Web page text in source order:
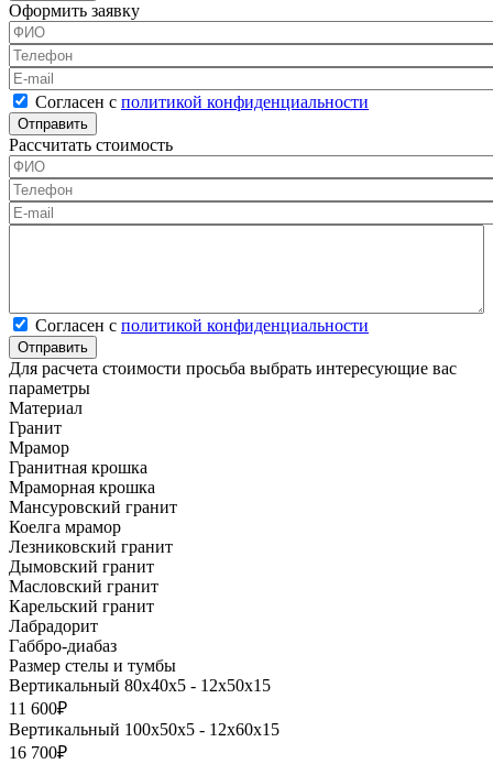
Оформить заявку
ФИО
Телефон
E-mail
Согласен с политикой конфиденциальности*
Согласен с политикой конфиденциальности
Рассчитать стоимость
ФИО
Телефон
E-mail
Согласен с политикой конфиденциальности*
Согласен с политикой конфиденциальности
Для расчета стоимости просьба выбрать интересующие вас
параметры
Материал
Гранит
Мрамор
Гранитная крошка
Мраморная крошка
Мансуровский гранит
Коелга мрамор
Лезниковский гранит
Дымовский гранит
Масловский гранит
Карельский гранит
Лабрадорит
Габбро-диабаз
Размер стелы и тумбы
Вертикальный 80х40х5 - 12х50х15
11 600₽
Вертикальный 100х50х5 - 12х60х15
16 700₽